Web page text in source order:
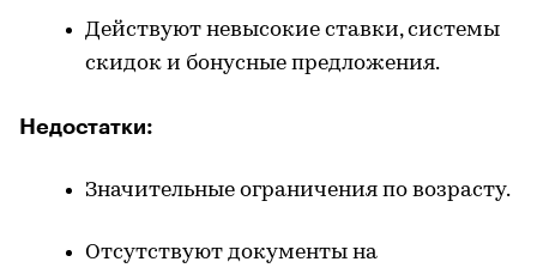
Действуют невысокие ставки, системы
скидок и бонусные предложения.
Недостатки:
Значительные ограничения по возрасту.
Отсутствуют документы на